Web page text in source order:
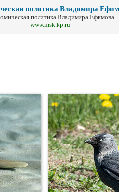
политика Владимира
политика Владимира Ефимова
www.msk.kp.ru